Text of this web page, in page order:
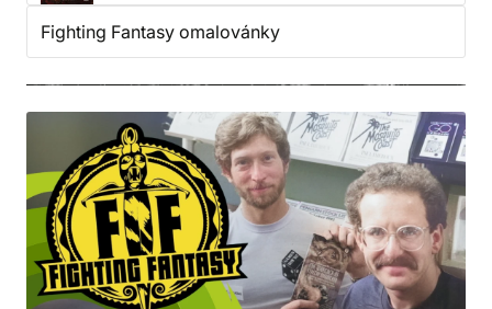
Fighting Fantasy omalovánky